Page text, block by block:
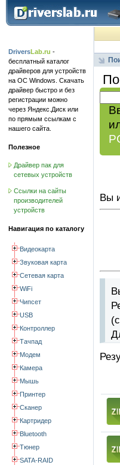
DriversLab.ru -
бесплатный каталог
драйверов для устройств
на ОС Windows. Скачать
драйвер быстро и без
регистрации можно
через Яндекс.Диск или
по прямым ссылкам с
нашего сайта.
Полезное
Драйвер пак для
сетевых устройств
Ссылки на сайты
производителей
устройств
Навигация по каталогу
Видеокарта
Звуковая карта
Сетевая карта
WiFi
Чипсет
USB
Контроллер
Тачпад
Модем
Камера
Мышь
Принтер
Сканер
Картридер
Bluetooth
Тюнер
SATA-RAID
Вы